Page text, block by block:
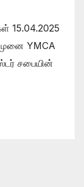
15.04.2025
YMCA
சபையின்